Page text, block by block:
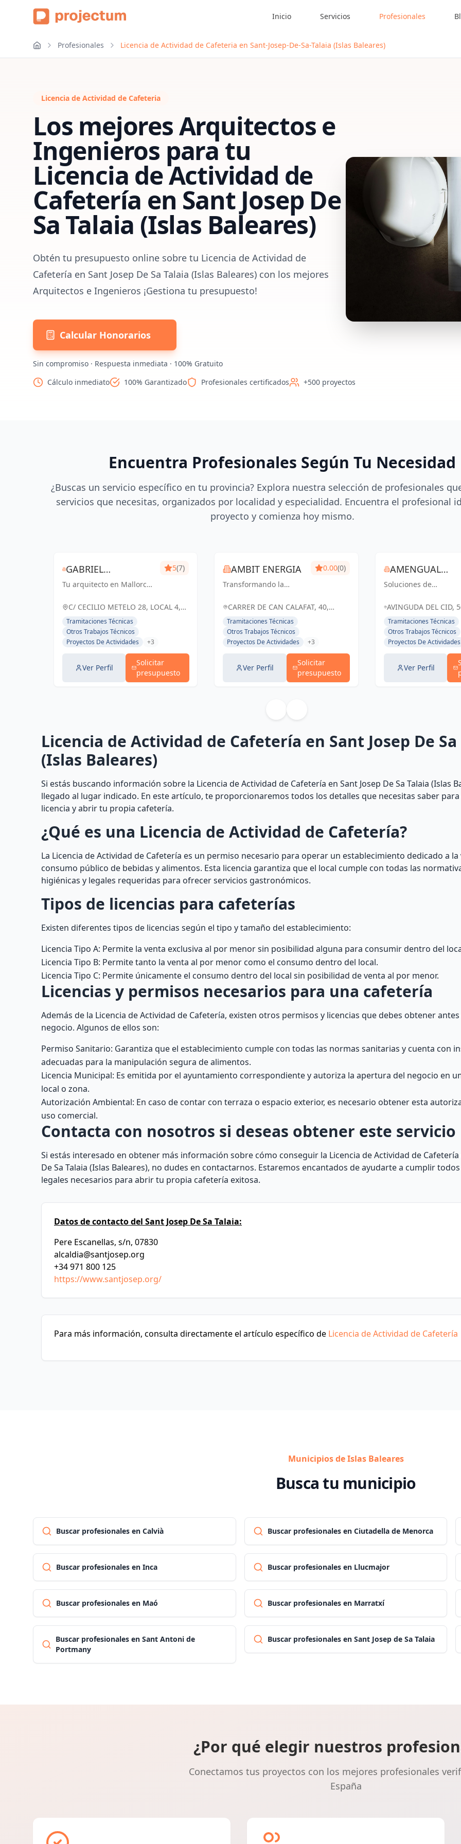
Inicio Servicios Profesionales
Profesionales Licencia de Actividad de Cafeteria en Sant-Josep-De-Sa-Talaia (Islas Baleares)
Licencia de Actividad de Cafeteria
Los mejores Arquitectos e
Ingenieros para tu
Licencia de Actividad de
Cafetería en Sant Josep De
Sa Talaia (Islas Baleares)
Obtén tu presupuesto online sobre tu Licencia de Actividad de
Cafetería en Sant Josep De Sa Talaia (Islas Baleares) con los mejores
Arquitectos e Ingenieros ¡Gestiona tu presupuesto!
Calcular Honorarios
Sin compromiso · Respuesta inmediata · 100% Gratuito
Cálculo inmediato
100% Garantizado Profesionales certificados +500 proyectos
Encuentra Profesionales Según Tu Necesidad
¿Buscas un servicio específico en tu provincia? Explora nuestra selección de profesionales
servicios que necesitas, organizados por localidad y especialidad. Encuentra el profesional
proyecto y comienza hoy mismo.
GABRIEL
CANTARRELAS REIG
ARQUITECTURA
Tu arquitecto en Mallorca
5(7)
C/ CECILIO METELO 28, LOCAL 4,
España
Tramitaciones Técnicas
Otros Trabajos Técnicos
Proyectos De Actividades
+3
Ver Perfil
Solicitar
presupuesto
AMBIT ENERGIA
Transformando la
sostenible y eficiente
0.00(0)
CARRER DE CAN CALAFAT, 40,
PALMA, ESPAÑA, España
Tramitaciones Técnicas
Otros Trabajos Técnicos
Proyectos De Actividades
+3
Ver Perfil
Solicitar
presupuesto
AMENGUAL
INGENIERÍA
Soluciones de
arquitectura que
en Palma y Baleares
AVINGUDA DEL CID,
PALMA, ISLAS
España
Tramitaciones Técnicas
Otros Trabajos Técnicos
Proyectos De Actividades
Ver Perfil
Licencia de Actividad de Cafetería en Sant Josep De Sa
(Islas Baleares)
Si estás buscando información sobre la Licencia de Actividad de Cafetería en Sant Josep De Sa Talaia (Islas
llegado al lugar indicado. En este artículo, te proporcionaremos todos los detalles que necesitas saber
licencia y abrir tu propia cafetería.
¿Qué es una Licencia de Actividad de Cafetería?
La Licencia de Actividad de Cafetería es un permiso necesario para operar un establecimiento dedicado a la
consumo público de bebidas y alimentos. Esta licencia garantiza que el local cumple con todas las
higiénicas y legales requeridas para ofrecer servicios gastronómicos.
Tipos de licencias para cafeterías
Existen diferentes tipos de licencias según el tipo y tamaño del establecimiento:
Licencia Tipo A: Permite la venta exclusiva al por menor sin posibilidad alguna para consumir dentro del
Licencia Tipo B: Permite tanto la venta al por menor como el consumo dentro del local.
Licencia Tipo C: Permite únicamente el consumo dentro del local sin posibilidad de venta al por menor.
Licencias y permisos necesarios para una cafetería
Además de la Licencia de Actividad de Cafetería, existen otros permisos y licencias que debes obtener
negocio. Algunos de ellos son:
Permiso Sanitario: Garantiza que el establecimiento cumple con todas las normas sanitarias y cuenta con
adecuadas para la manipulación segura de alimentos.
Licencia Municipal: Es emitida por el ayuntamiento correspondiente y autoriza la apertura del negocio en
local o zona.
Autorización Ambiental: En caso de contar con terraza o espacio exterior, es necesario obtener esta
uso comercial.
Contacta con nosotros si deseas obtener este servicio
Si estás interesado en obtener más información sobre cómo conseguir la Licencia de Actividad de Cafetería
De Sa Talaia (Islas Baleares), no dudes en contactarnos. Estaremos encantados de ayudarte a cumplir
legales necesarios para abrir tu propia cafetería exitosa.
Datos de contacto del Sant Josep De Sa Talaia:
Pere Escanellas, s/n, 07830
alcaldia@santjosep.org
+34 971 800 125
https://www.santjosep.org/
Para más información, consulta directamente el artículo específico de Licencia de Actividad de Cafetería
Municipios de Islas Baleares
Busca tu municipio
Buscar profesionales en Calvià Buscar profesionales en Ciutadella de Menorca
Buscar profesionales en Inca Buscar profesionales en Llucmajor
Buscar profesionales en Maó Buscar profesionales en Marratxí
Buscar profesionales en Sant Antoni de
Portmany
Buscar profesionales en Sant Josep de Sa Talaia
¿Por qué elegir nuestros
Conectamos tus proyectos con los mejores profesionales
España